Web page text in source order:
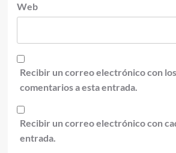
Web
Recibir un correo electrónico con
comentarios a esta entrada.
Recibir un correo electrónico con
entrada.